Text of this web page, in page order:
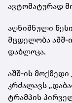
ავტომატურად
აღნიშნული
მცდელობა აშშ-
დაბლოკა.
აშშ-ის
კრძალავს
ტრამპის